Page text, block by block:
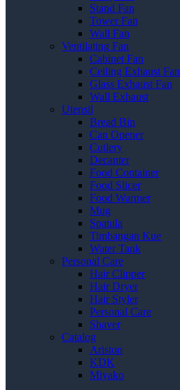
Stand Fan
Tower Fan
Wall Fan
Ventilating Fan
Cabinet Fan
Ceiling Exhaust Fan
Glass Exhaust Fan
Wall Exhaust
Utensil
Bread Bin
Can Opener
Cutlery
Decanter
Food Container
Food Slicer
Food Warmer
Mug
Spatula
Timbangan Kue
Water Tank
Personal Care
Hair Clipper
Hair Dryer
Hair Styler
Personal Care
Shaver
Catalog
Ariston
KDK
Miyako